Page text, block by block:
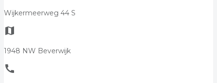
Wijkermeerweg 44 S
map
1948 NW Beverwijk
call